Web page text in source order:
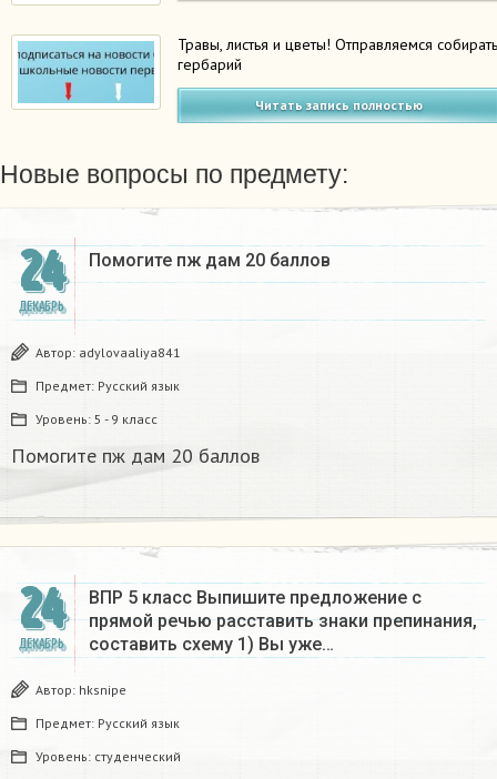
Травы, листья и цветы! Отправляемся
гербарий
Читать запись полностью
Новые вопросы по предмету:
24
ДЕКАБРЬ
Помогите пж дам 20 баллов ​
Автор: adylovaaliya841
Предмет: Русский язык
Уровень: 5 - 9 класс
Помогите пж дам 20 баллов ​
24
ДЕКАБРЬ
ВПР 5 класс Выпишите предложение с
прямой речью расставить знаки препинания,
составить схему 1) Вы уже…
Автор: hksnipe
Предмет: Русский язык
Уровень: студенческий